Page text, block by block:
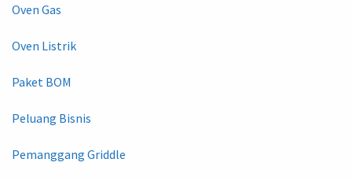
Oven Gas
Oven Listrik
Paket BOM
Peluang Bisnis
Pemanggang Griddle